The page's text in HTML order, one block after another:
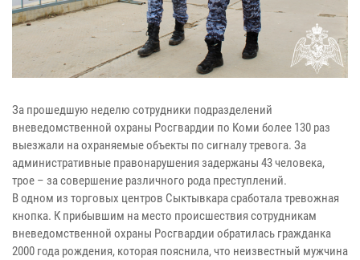
За прошедшую неделю сотрудники подразделений
вневедомственной охраны Росгвардии по Коми более 130 раз
выезжали на охраняемые объекты по сигналу тревога. За
административные правонарушения задержаны 43 человека,
трое – за совершение различного рода преступлений.
В одном из торговых центров Сыктывкара сработала тревожная
кнопка. К прибывшим на место происшествия сотрудникам
вневедомственной охраны Росгвардии обратилась гражданка
2000 года рождения, которая пояснила, что неизвестный мужчина